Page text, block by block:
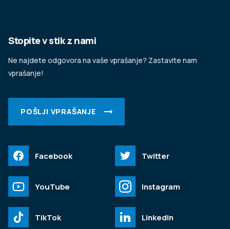
Stopite v stik z nami
Ne najdete odgovora na vaše vprašanje? Zastavite nam
vprašanje!
POŠLJI VPRAŠANJE
Facebook Twitter
YouTube Instagram
TikTok LinkedIn